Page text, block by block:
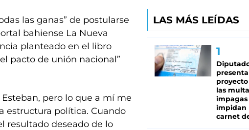
las ganas” de postularse
bahiense La Nueva
planteado en el libro
pacto de unión nacional”
pero lo que a mí me
estructura política. Cuando
resultado deseado de lo
LAS MÁS LEÍDAS
las
impagas
impidan
carnet